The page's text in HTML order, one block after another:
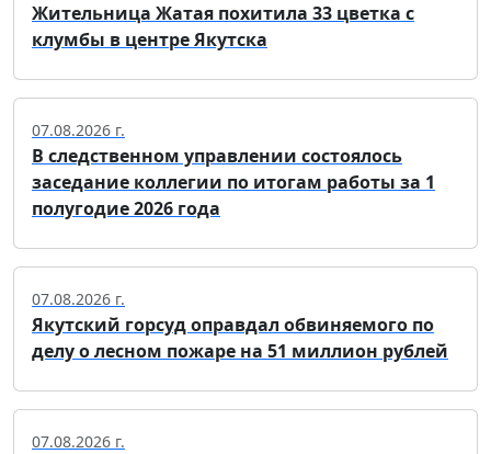
Жительница Жатая похитила 33 цветка с
клумбы в центре Якутска
07.08.2026 г.
В следственном управлении состоялось
заседание коллегии по итогам работы за 1
полугодие 2026 года
07.08.2026 г.
Якутский горсуд оправдал обвиняемого по
делу о лесном пожаре на 51 миллион рублей
07.08.2026 г.